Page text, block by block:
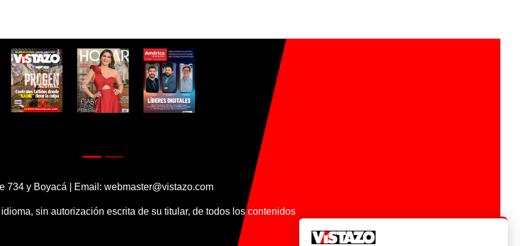
734 y Boyacá | Email: webmaster@vistazo.com
sin autorización escrita de su titular, de todos los contenidos